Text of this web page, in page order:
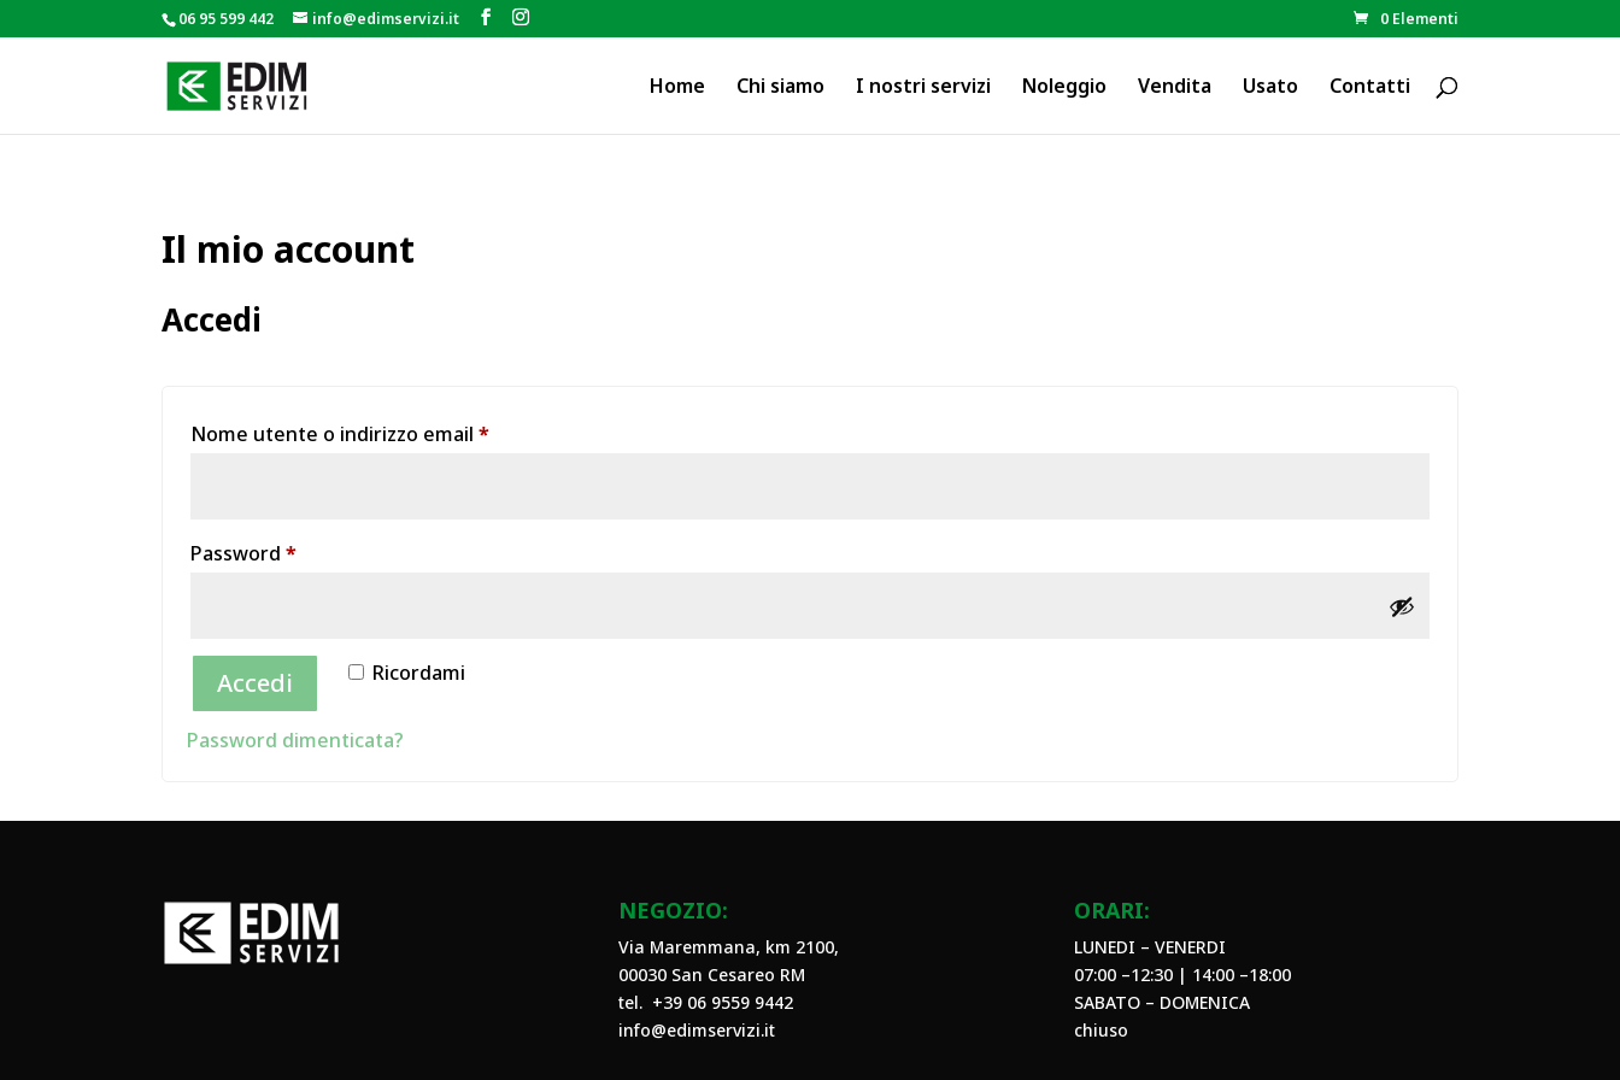
06 95 599 442 info@edimservizi.it 0 Elementi
Home Chi siamo I nostri servizi Noleggio Vendita Usato Contatti
Il mio account
Accedi
Nome utente o indirizzo email*Richiesto
Password*Richiesto
Ricordami
Accedi
Password dimenticata?
NEGOZIO:
Via Maremmana, km 2100,
00030 San Cesareo RM
tel. +39 06 9559 9442
info@edimservizi.it
ORARI:
LUNEDI – VENERDI
07:00 –12:30 | 14:00 –18:00
SABATO – DOMENICA
chiuso